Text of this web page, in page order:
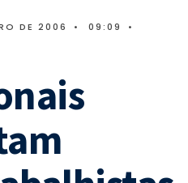
DE 2006 • 09:09
•